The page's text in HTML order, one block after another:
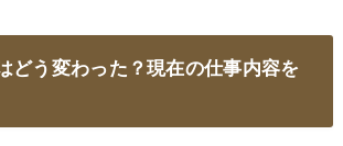
どう変わった？現在の仕事内容を